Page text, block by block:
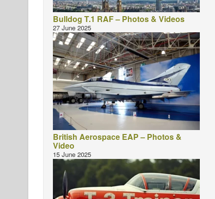
Bulldog T.1 RAF – Photos & Videos
27 June 2025
British Aerospace EAP – Photos &
Video
15 June 2025